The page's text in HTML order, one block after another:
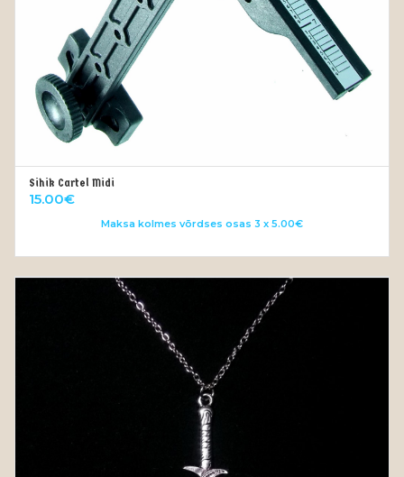
Sihik Cartel Midi
15.00€
Maksa kolmes võrdses osas 3 x 5.00€